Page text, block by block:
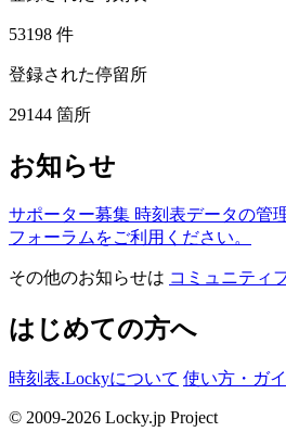
53198 件
登録された停留所
29144 箇所
お知らせ
サポーター募集 時刻表データの管
フォーラムをご利用ください。
その他のお知らせは コミュニティ
はじめての方へ
時刻表.Lockyについて 使い方・ガ
© 2009-2026 Locky.jp Project